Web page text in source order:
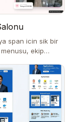
span icin sik bir
ekip